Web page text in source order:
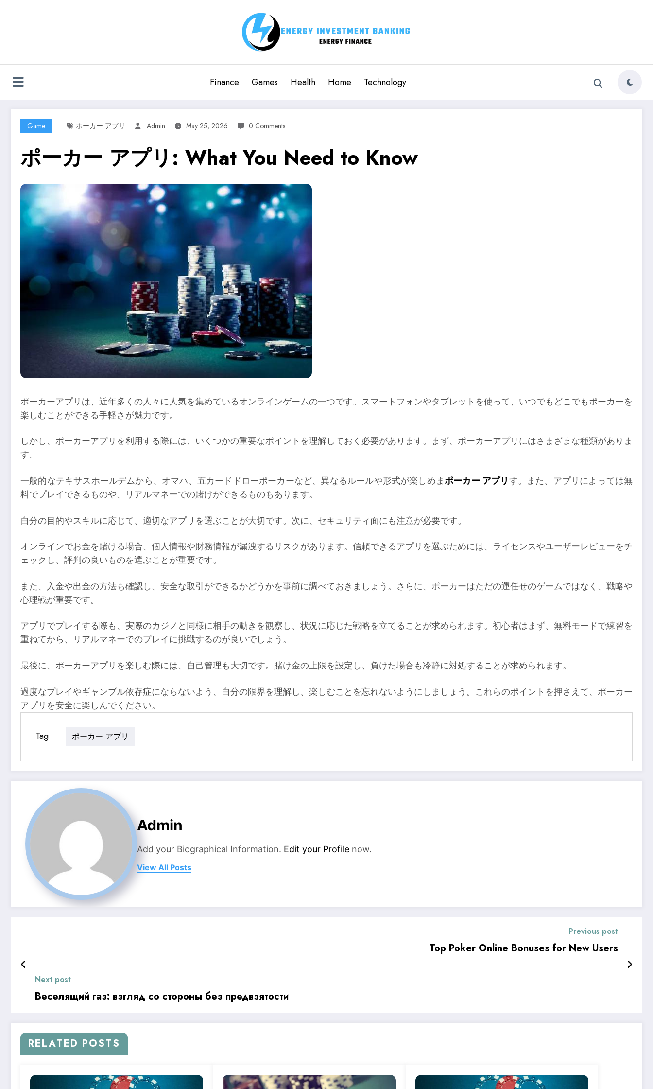
Finance Games Health Home Technology
Game ポーカー アプリ Admin May 25, 2026 0 Comments
ポーカー アプリ: What You Need to Know
ポーカーアプリは、近年多くの人々に人気を集めているオンラインゲームの一つです。スマートフォンやタブレットを使って、いつでもどこでもポーカーを
楽しむことができる手軽さが魅力です。
しかし、ポーカーアプリを利用する際には、いくつかの重要なポイントを理解しておく必要があります。まず、ポーカーアプリにはさまざまな種類がありま
す。
一般的なテキサスホールデムから、オマハ、五カードドローポーカーなど、異なるルールや形式が楽しめまポーカー アプリす。また、アプリによっては無
料でプレイできるものや、リアルマネーでの賭けができるものもあります。
自分の目的やスキルに応じて、適切なアプリを選ぶことが大切です。次に、セキュリティ面にも注意が必要です。
オンラインでお金を賭ける場合、個人情報や財務情報が漏洩するリスクがあります。信頼できるアプリを選ぶためには、ライセンスやユーザーレビューをチ
ェックし、評判の良いものを選ぶことが重要です。
また、入金や出金の方法も確認し、安全な取引ができるかどうかを事前に調べておきましょう。さらに、ポーカーはただの運任せのゲームではなく、戦略や
心理戦が重要です。
アプリでプレイする際も、実際のカジノと同様に相手の動きを観察し、状況に応じた戦略を立てることが求められます。初心者はまず、無料モードで練習を
重ねてから、リアルマネーでのプレイに挑戦するのが良いでしょう。
最後に、ポーカーアプリを楽しむ際には、自己管理も大切です。賭け金の上限を設定し、負けた場合も冷静に対処することが求められます。
過度なプレイやギャンブル依存症にならないよう、自分の限界を理解し、楽しむことを忘れないようにしましょう。これらのポイントを押さえて、ポーカー
アプリを安全に楽しんでください。
Tag ポーカー アプリ
Admin
Add your Biographical Information. Edit your Profile now.
View All Posts
Previous post
Top Poker Online Bonuses for New Users
Next post
Веселящий газ: взгляд со стороны без предвзятости
RELATED POSTS